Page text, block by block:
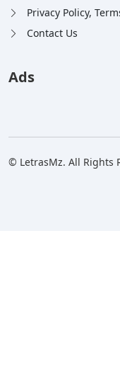
Privacy Policy,
Contact Us
Ads
© LetrasMz. All Rights